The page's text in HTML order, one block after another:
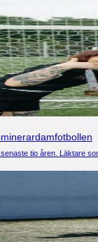
tio åren. Läktare